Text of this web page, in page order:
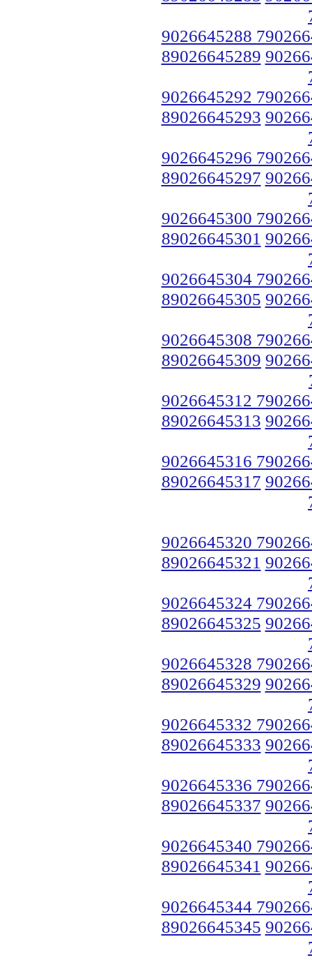
9026645288
89026645289
9026645292
89026645293
9026645296
89026645297
9026645300
89026645301
9026645304
89026645305
9026645308
89026645309
9026645312
89026645313
9026645316
89026645317
9026645320
89026645321
9026645324
89026645325
9026645328
89026645329
9026645332
89026645333
9026645336
89026645337
9026645340
89026645341
9026645344
89026645345